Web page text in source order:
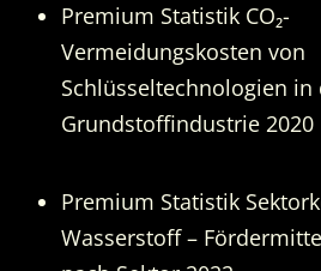
Premium Statistik CO₂-
Vermeidungskosten von
Schlüsseltechnologien in
Grundstoffindustrie 2020
Premium Statistik
Wasserstoff –